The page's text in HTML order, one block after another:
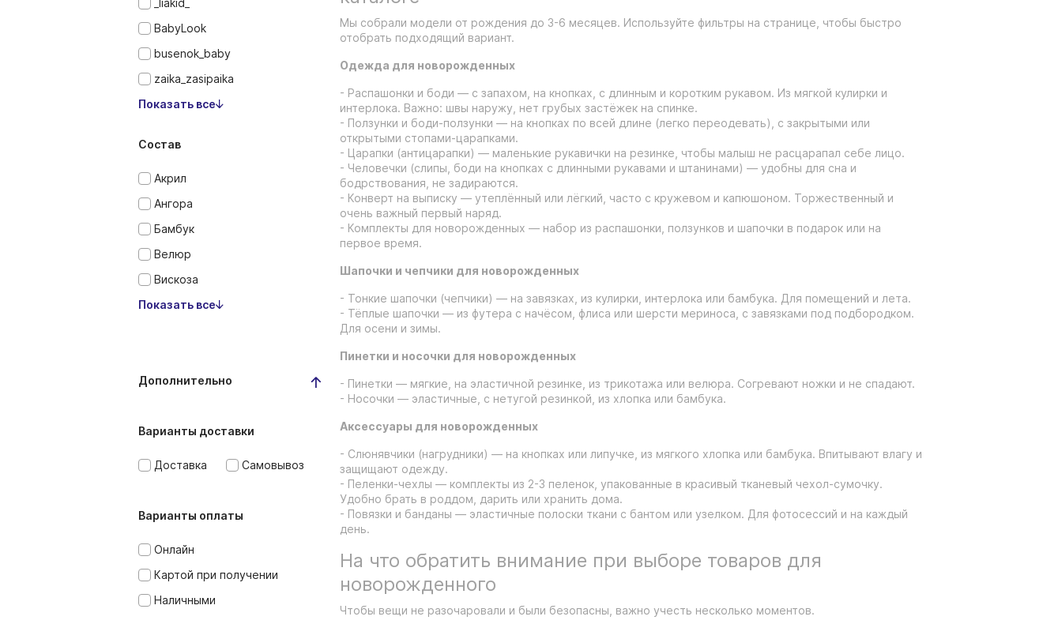
_liakid_
BabyLook
busenok_baby
zaika_zasipaika
Показать все
Состав
Акрил
Ангора
Бамбук
Велюр
Вискоза
Показать все
Дополнительно
Варианты доставки
Доставка Самовывоз
Варианты оплаты
Онлайн
Картой при получении
Наличными
Мы собрали модели от рождения до 3-6 месяцев. Используйте фильтры на странице, чтобы быстро
отобрать подходящий вариант.
Одежда для новорожденных
- Распашонки и боди — с запахом, на кнопках, с длинным и коротким рукавом. Из мягкой кулирки и
интерлока. Важно: швы наружу, нет грубых застёжек на спинке.
- Ползунки и боди-ползунки — на кнопках по всей длине (легко переодевать), с закрытыми или
открытыми стопами-царапками.
- Царапки (антицарапки) — маленькие рукавички на резинке, чтобы малыш не расцарапал себе лицо.
- Человечки (слипы, боди на кнопках с длинными рукавами и штанинами) — удобны для сна и
бодрствования, не задираются.
- Конверт на выписку — утеплённый или лёгкий, часто с кружевом и капюшоном. Торжественный и
очень важный первый наряд.
- Комплекты для новорожденных — набор из распашонки, ползунков и шапочки в подарок или на
первое время.
Шапочки и чепчики для новорожденных
- Тонкие шапочки (чепчики) — на завязках, из кулирки, интерлока или бамбука. Для помещений и лета.
- Тёплые шапочки — из футера с начёсом, флиса или шерсти мериноса, с завязками под подбородком.
Для осени и зимы.
Пинетки и носочки для новорожденных
- Пинетки — мягкие, на эластичной резинке, из трикотажа или велюра. Согревают ножки и не спадают.
- Носочки — эластичные, с нетугой резинкой, из хлопка или бамбука.
Аксессуары для новорожденных
- Слюнявчики (нагрудники) — на кнопках или липучке, из мягкого хлопка или бамбука. Впитывают влагу и
защищают одежду.
- Пеленки-чехлы — комплекты из 2-3 пеленок, упакованные в красивый тканевый чехол-сумочку.
Удобно брать в роддом, дарить или хранить дома.
- Повязки и банданы — эластичные полоски ткани с бантом или узелком. Для фотосессий и на каждый
день.
На что обратить внимание при выборе товаров для
новорожденного
Чтобы вещи не разочаровали и были безопасны, важно учесть несколько моментов.